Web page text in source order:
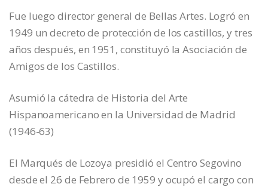
Fue luego director general de Bellas Artes. Logró en
1949 un decreto de protección de los castillos, y tres
años después, en 1951, constituyó la Asociación de
Amigos de los Castillos.
Asumió la cátedra de Historia del Arte
Hispanoamericano en la Universidad de Madrid
(1946-63)
El Marqués de Lozoya presidió el Centro Segovino
desde el 26 de Febrero de 1959 y ocupó el cargo con